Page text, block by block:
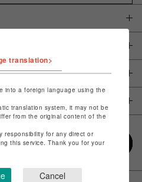
translation>
into a foreign language using the
translation system, it may not be
from the original content of the
responsibility for any direct or
this service. Thank you for your
Cancel